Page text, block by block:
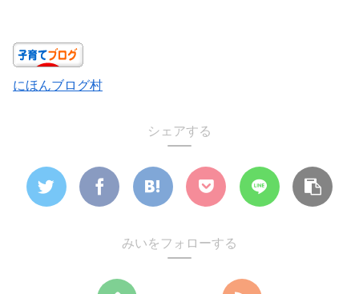
にほんブログ村
シェアする
みいをフォローする